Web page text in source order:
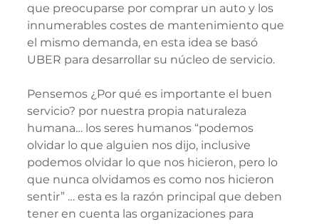
que preocuparse por comprar un auto y los
innumerables costes de mantenimiento que
el mismo demanda, en esta idea se basó
UBER para desarrollar su núcleo de servicio.
Pensemos ¿Por qué es importante el buen
servicio? por nuestra propia naturaleza
humana… los seres humanos “podemos
olvidar lo que alguien nos dijo, inclusive
podemos olvidar lo que nos hicieron, pero lo
que nunca olvidamos es como nos hicieron
sentir” … esta es la razón principal que deben
tener en cuenta las organizaciones para